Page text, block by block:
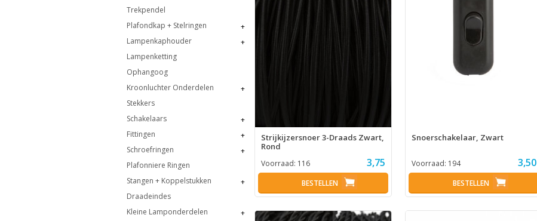
Trekpendel
Plafondkap + Stelringen
+
Lampenkaphouder
+
Lampenketting
Ophangoog
Kroonluchter Onderdelen
+
Stekkers
Schakelaars
+
Fittingen
+
Schroefringen
+
Plafonniere Ringen
Stangen + Koppelstukken
+
Draadeindes
Kleine Lamponderdelen
+
Strijkijzersnoer 3-Draads Zwart,
Rond
Voorraad: 116 3,75
BESTELLEN
Snoerschakelaar, Zwart
Voorraad: 194 3,50
BESTELLEN